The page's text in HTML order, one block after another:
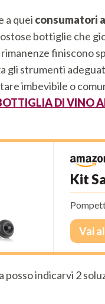
a quei consumatori
bottiglie che
finiscono
gli strumenti
imbevibile o
DI VINO
Kit
Vai
indicarvi 2